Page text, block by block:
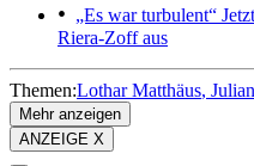
„Es war turbulent“
Riera-Zoff aus
Themen:Lothar Matthäus
Mehr anzeigen
ANZEIGE X